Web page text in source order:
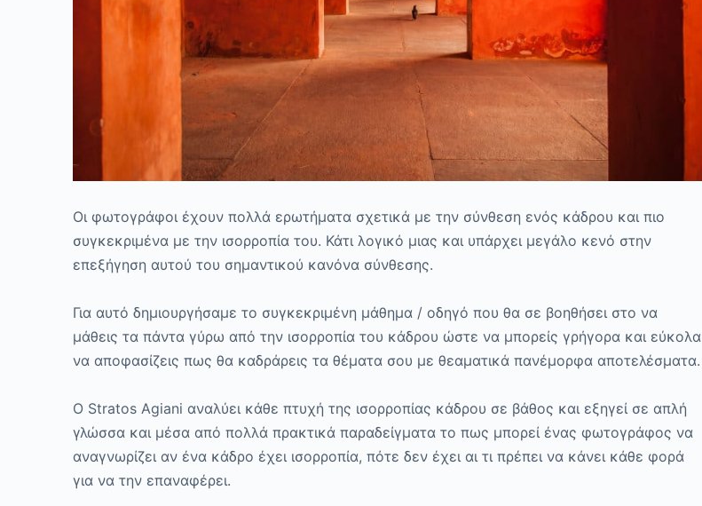
Οι φωτογράφοι έχουν πολλά ερωτήματα σχετικά με την σύνθεση ενός κάδρου και πιο
συγκεκριμένα με την ισορροπία του. Κάτι λογικό μιας και υπάρχει μεγάλο κενό στην
επεξήγηση αυτού του σημαντικού κανόνα σύνθεσης.
Για αυτό δημιουργήσαμε το συγκεκριμένη μάθημα / οδηγό που θα σε βοηθήσει στο να
μάθεις τα πάντα γύρω από την ισορροπία του κάδρου ώστε να μπορείς γρήγορα και εύκολα
να αποφασίζεις πως θα καδράρεις τα θέματα σου με θεαματικά πανέμορφα αποτελέσματα.
Ο Stratos Agiani αναλύει κάθε πτυχή της ισορροπίας κάδρου σε βάθος και εξηγεί σε απλή
γλώσσα και μέσα από πολλά πρακτικά παραδείγματα το πως μπορεί ένας φωτογράφος να
αναγνωρίζει αν ένα κάδρο έχειισορροπία, πότε δεν έχει αι τι πρέπει να κάνει κάθε φορά
για να την επαναφέρει.